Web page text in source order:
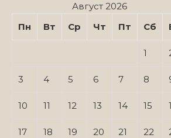
Август 2026
Пн
Вт Ср Чт Пт Сб
1
3 4 5 6 7 8
10 11 12 13 14 15
17 18 19 20 21 22